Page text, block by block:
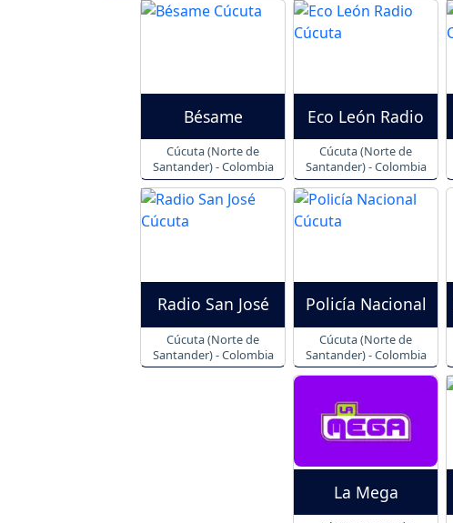
Bésame
Cúcuta (Norte de
Santander) - Colombia
Eco León Radio
Cúcuta (Norte de
Santander) - Colombia
Radio San José
Cúcuta (Norte de
Santander) - Colombia
Policía Nacional
Cúcuta (Norte de
Santander) - Colombia
La Mega